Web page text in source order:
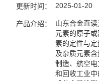
更新时间： 2025-01-20
产品介绍：
山东合金直
元素的原子
素的定性与
及杂质元素
制造、航空
和回收工业